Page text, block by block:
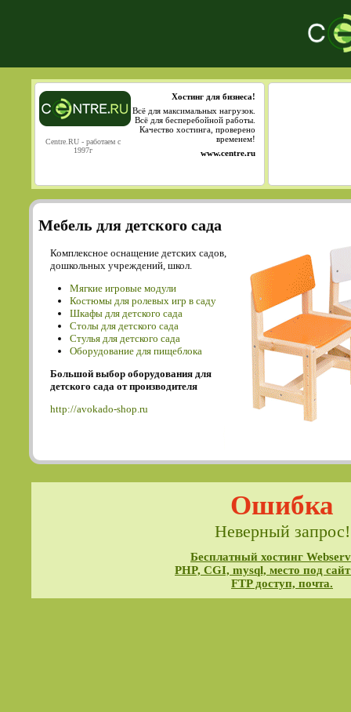
Centre.RU - работаем с
1997г
Хостинг для бизнеса!
Всё для максимальных нагрузок.
Всё для бесперебойной работы.
Качество хостинга, проверено
временем!
www.centre.ru
Мебель для детского сада
Комплексное оснащение детских садов,
дошкольных учреждений, школ.
Мягкие игровые модули
Костюмы для ролевых игр в саду
Шкафы для детского сада
Столы для детского сада
Cтулья для детского сада
Оборудование для пищеблока
Большой выбор оборудования для
детского сада от производителя
http://avokado-shop.ru
Ошибка
Неверный запрос!
Бесплатный хостинг
PHP, CGI, mysql, место под
FTP доступ, почта.